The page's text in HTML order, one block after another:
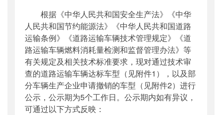
根据《中华人民共和国安全生产法》《中华
人民共和国节约能源法》《中华人民共和国道路
运输条例》《道路运输车辆技术管理规定》《道
路运输车辆燃料消耗量检测和监督管理办法》等
有关规定及相关技术标准要求，现对通过技术审
查的道路运输车辆达标车型（见附件1），以及部
分车辆生产企业申请撤销的车型（见附件2）进行
公示，公示期为5个工作日。公示期内如有异议，
可通过以下方式反映：